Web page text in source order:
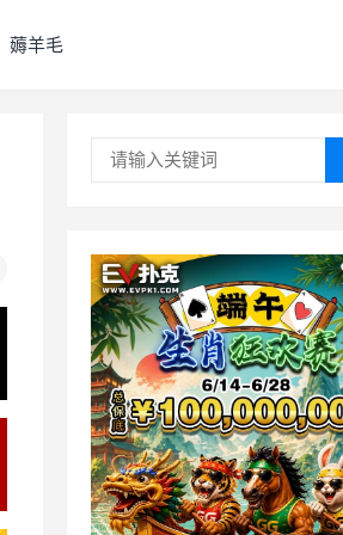
薅羊毛